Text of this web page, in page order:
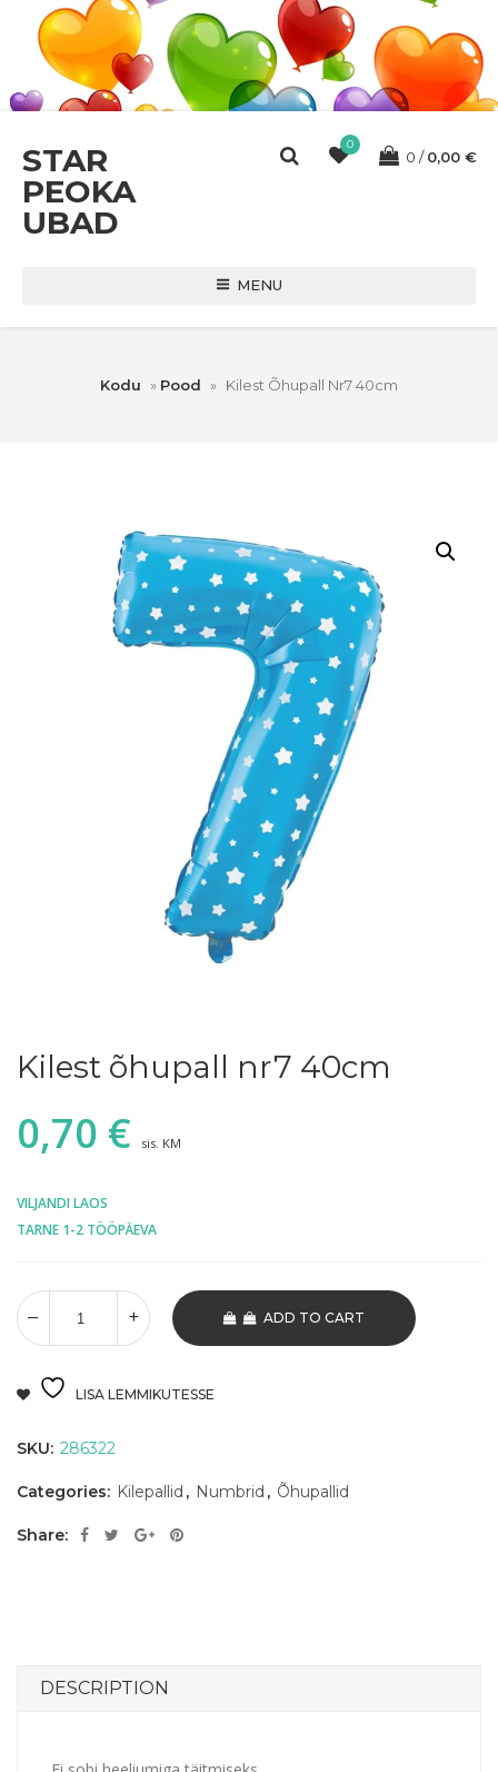
STAR
PEOKA
UBAD
0
0 0,00 €
MENU
Kodu » Pood » Kilest Õhupall Nr7 40cm
Kilest õhupall nr7 40cm
0,70 € sis. KM
VILJANDI LAOS
TARNE 1-2 TÖÖPÄEVA
ADD TO CART
LISA LEMMIKUTESSE
SKU: 286322
Categories: Kilepallid , Numbrid , Õhupallid
Share:
DESCRIPTION